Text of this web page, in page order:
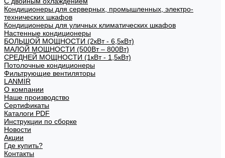
Кондиционеры для серверных, промышленных, электро-
технических шкафов
Кондиционеры для уличных климатических шкафов
Настенные кондиционеры
БОЛЬШОЙ МОЩНОСТИ (2кВт - 6,5кВт)
МАЛОЙ МОЩНОСТИ (500Вт – 800Вт)
СРЕДНЕЙ МОЩНОСТИ (1кВт - 1,5кВт)
Потолочные кондиционеры
Фильтрующие вентиляторы
LANMIR
О компании
Наше производство
Сертификаты
Каталоги PDF
Инструкции по сборке
Новости
Акции
Где купить?
Контакты